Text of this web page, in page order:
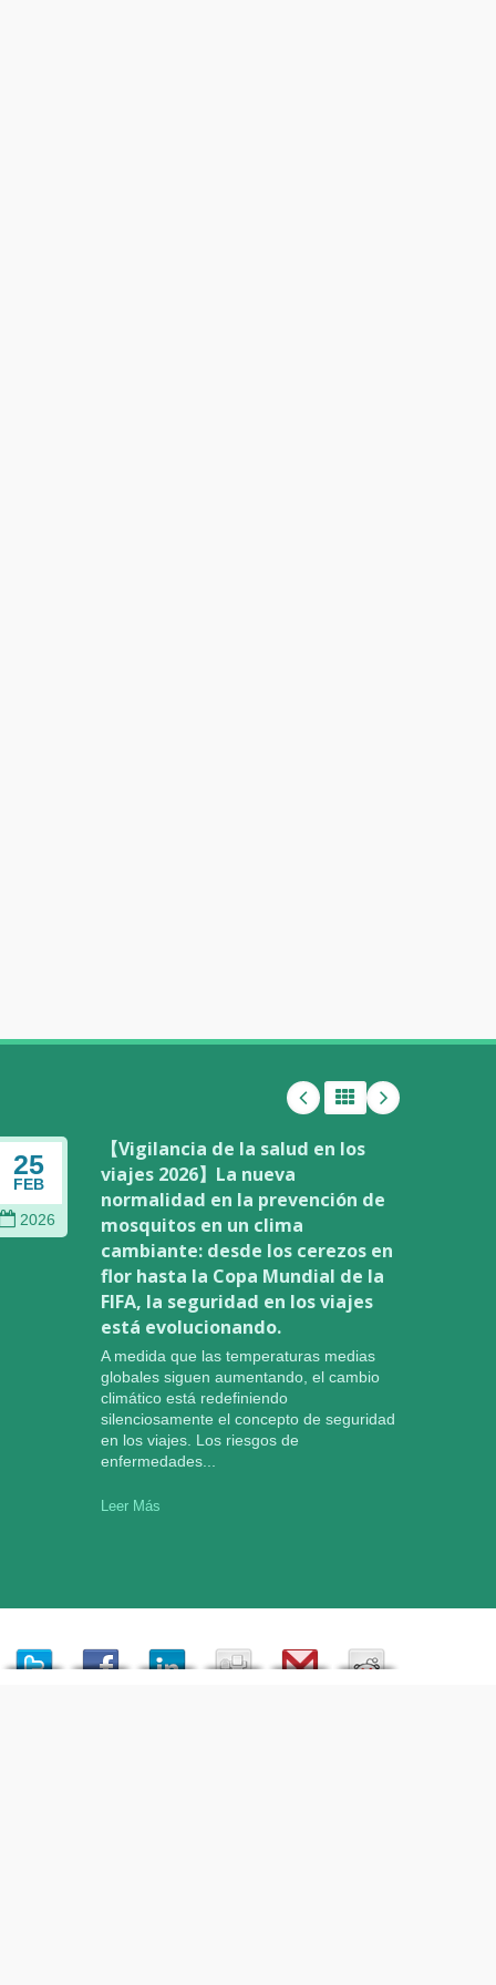
25
FEB
2026
【Vigilancia de la salud en los
viajes 2026】La nueva
normalidad en la prevención de
mosquitos en un clima
cambiante: desde los cerezos en
flor hasta la Copa Mundial de la
FIFA, la seguridad en los viajes
está evolucionando.
A medida que las temperaturas medias
globales siguen aumentando, el cambio
climático está redefiniendo
silenciosamente el concepto de seguridad
en los viajes. Los riesgos de
enfermedades...
Leer Más